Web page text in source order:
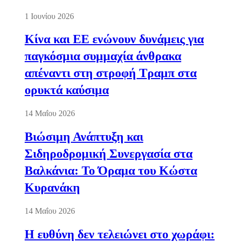
1 Ιουνίου 2026
Κίνα και ΕΕ ενώνουν δυνάμεις για
παγκόσμια συμμαχία άνθρακα
απέναντι στη στροφή Τραμπ στα
ορυκτά καύσιμα
14 Μαΐου 2026
Βιώσιμη Ανάπτυξη και
Σιδηροδρομική Συνεργασία στα
Βαλκάνια: Το Όραμα του Κώστα
Κυρανάκη
14 Μαΐου 2026
Η ευθύνη δεν τελειώνει στο χωράφι: